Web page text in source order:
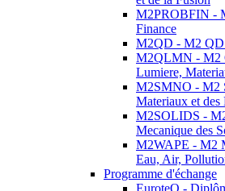
M2PROBFIN -
Finance
M2QD - M2 QD
M2QLMN - M2
Lumiere,
M2SMNO - M2
Materiaux et des
M2SOLIDS -
Mecanique des
M2WAPE - M2
Eau, Air,
Programme d'échange
EuroteQ -